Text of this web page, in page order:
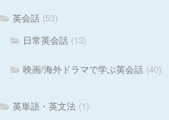
英会話 (53)
日常英会話 (13)
映画/海外ドラマで学ぶ英会話 (40)
英単語・英文法 (1)